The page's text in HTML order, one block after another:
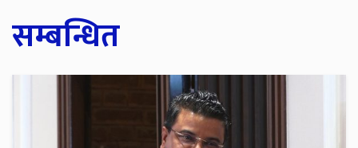
सम्बन्धित